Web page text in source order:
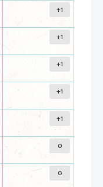
+1
+1
+1
+1
+1
0
0